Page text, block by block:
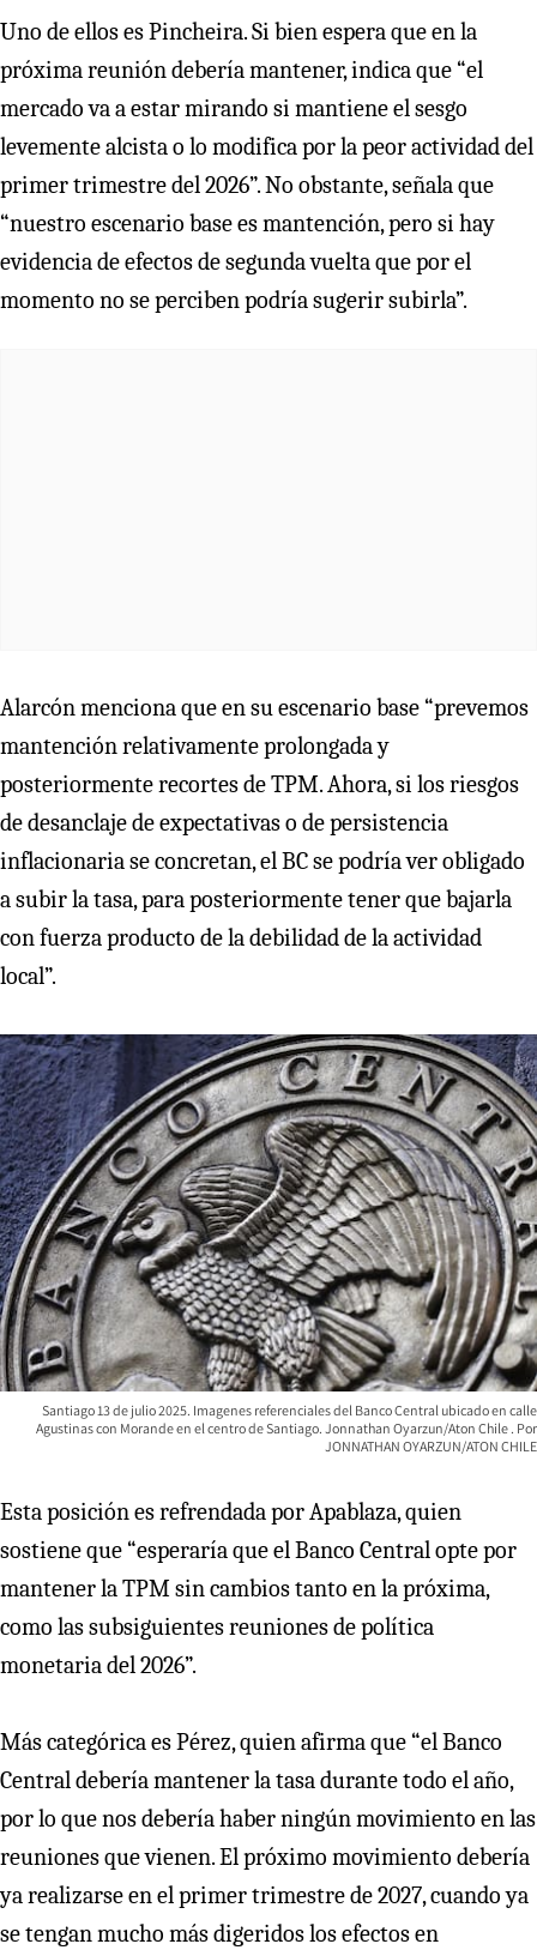
Uno de ellos es Pincheira. Si bien espera que en la
próxima reunión debería mantener, indica que “el
mercado va a estar mirando si mantiene el sesgo
levemente alcista o lo modifica por la peor actividad del
primer trimestre del 2026”. No obstante, señala que
“nuestro escenario base es mantención, pero si hay
evidencia de efectos de segunda vuelta que por el
momento no se perciben podría sugerir subirla”.
Alarcón menciona que en su escenario base “prevemos
mantención relativamente prolongada y
posteriormente recortes de TPM. Ahora, si los riesgos
de desanclaje de expectativas o de persistencia
inflacionaria se concretan, el BC se podría ver obligado
a subir la tasa, para posteriormente tener que bajarla
con fuerza producto de la debilidad de la actividad
local”.
Santiago 13 de julio 2025. Imagenes referenciales del Banco Central ubicado en calle
Agustinas con Morande en el centro de Santiago. Jonnathan Oyarzun/Aton Chile
JONNATHAN OYARZUN/ATON CHILE
Esta posición es refrendada por Apablaza, quien
sostiene que “esperaría que el Banco Central opte por
mantener la TPM sin cambios tanto en la próxima,
como las subsiguientes reuniones de política
monetaria del 2026”.
Más categórica es Pérez, quien afirma que “el Banco
Central debería mantener la tasa durante todo el año,
por lo que nos debería haber ningún movimiento en las
reuniones que vienen. El próximo movimiento debería
ya realizarse en el primer trimestre de 2027, cuando ya
se tengan mucho más digeridos los efectos en